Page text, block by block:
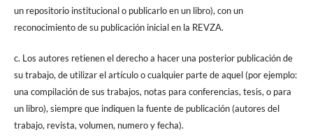
un repositorio institucional o publicarlo en un libro), con un
reconocimiento de su publicación inicial en la REVZA.
c. Los autores retienen el derecho a hacer una posterior publicación de
su trabajo, de utilizar el artículo o cualquier parte de aquel (por ejemplo:
una compilación de sus trabajos, notas para conferencias, tesis, o para
un libro), siempre que indiquen la fuente de publicación (autores del
trabajo, revista, volumen, numero y fecha).